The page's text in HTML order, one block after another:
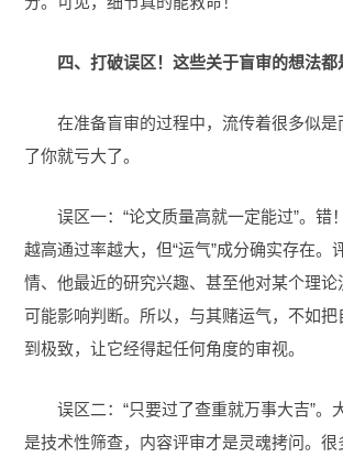
四、打破误区！这些关于盲审的想法都
在准备盲审的过程中，流传着很多似是
了你就亏大了。
误区一：“论文质量高就一定能过”。错
越高通过率越大，但“运气”成分确实存在。
情、他最近的研究兴趣、甚至他对某个理
可能影响判断。所以，与其赌运气，不如
到极致，让它经得起任何角度的审视。
误区二：“只要过了查重就万事大吉”。
是技术性筛查，内容评审才是灵魂拷问。很